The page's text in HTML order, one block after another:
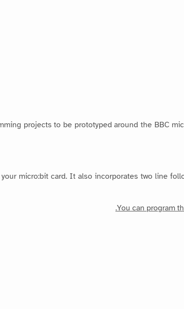
projects to be prototyped around the BBC
micro:bit card. It also incorporates two line
You can program